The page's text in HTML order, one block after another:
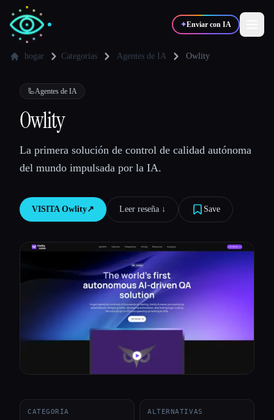
✦Enviar con IA
✍️Escritores
💻 Desarrolladores
🎓Estudiantes 🎬
Comparar herramientas
Todas las categorías
hogar Categorías Agentes de IA Owlity
🦾Agentes de IA
Owlity
La primera solución de control de calidad autónoma
del mundo impulsada por la IA.
VISITA Owlity↗︎ Leer reseña ↓︎ Save
CATEGORÍA ALTERNATIVAS